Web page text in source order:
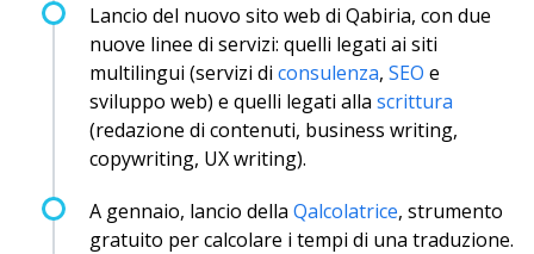
Lancio del nuovo sito web di Qabiria, con due
nuove linee di servizi: quelli legati ai siti
multilingui (servizi di consulenza, SEO e
sviluppo web) e quelli legati alla scrittura
(redazione di contenuti, business writing,
copywriting, UX writing).
A gennaio, lancio della Qalcolatrice, strumento
gratuito per calcolare i tempi di una traduzione.